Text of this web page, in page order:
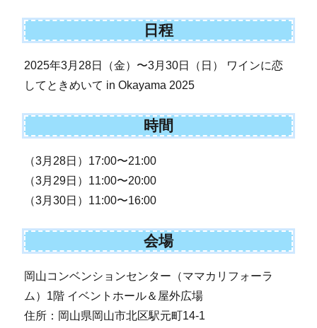
日程
2025年3月28日（金）〜3月30日（日） ワインに恋
してときめいて in Okayama 2025
時間
（3月28日）17:00〜21:00
（3月29日）11:00〜20:00
（3月30日）11:00〜16:00
会場
岡山コンベンションセンター（ママカリフォーラ
ム）1階 イベントホール＆屋外広場
住所：岡山県岡山市北区駅元町14-1